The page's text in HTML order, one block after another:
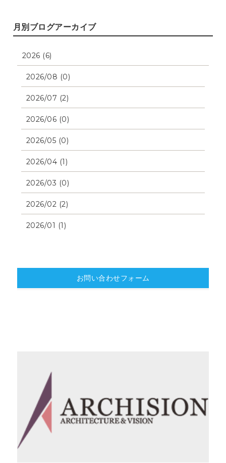
月別ブログアーカイブ
2026 (6)
2026/08 (0)
2026/07 (2)
2026/06 (0)
2026/05 (0)
2026/04 (1)
2026/03 (0)
2026/02 (2)
2026/01 (1)
お問い合わせフォーム